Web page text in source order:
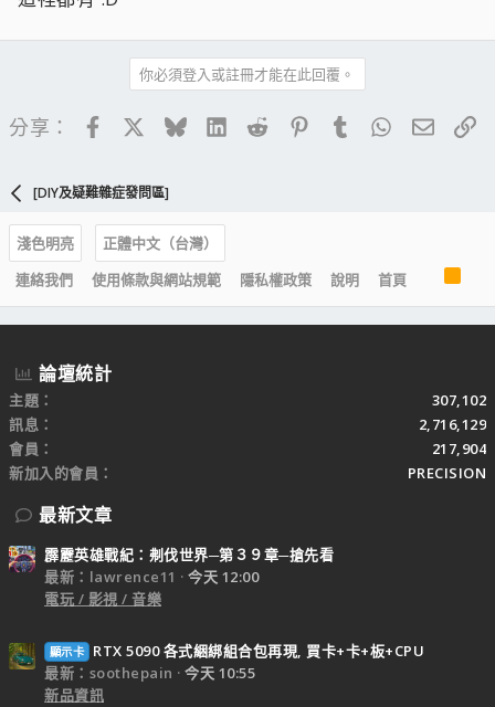
你必須登入或註冊才能在此回覆。
分享： FacebookBlueskyLinkedIn
Reddit PinterestTumblrWhatsApp
電子
[DIY及疑難雜症發問區]
淺色明亮
正體中文（台灣）
連絡我們
使用條款與網站規範 隱私權政策 說明 首頁
S
論壇統計
主題
307,102
訊息
2,716,129
會員
217,904
新加入的會員
PRECISION
最新文章
霹靂英雄戰紀：刜伐世界─第３９章─搶先看
最新：lawrence11
今天 12:00
電玩 / 影視 / 音樂
顯示卡
RTX 5090 各式綑綁組合包再現, 買卡+卡+板+CPU
最新：soothepain
今天 10:55
新品資訊